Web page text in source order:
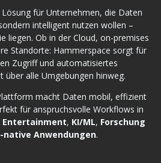
für Unternehmen, die Daten
intelligent nutzen wollen –
liegen. Ob in der Cloud, on-premises
Standorte: Hammerspace sorgt für
Zugriff und automatisiertes
über alle Umgebungen hinweg.
macht Daten mobil, effizient
für anspruchsvolle Workflows in
Entertainment, KI/ML, Forschung
native Anwendungen.